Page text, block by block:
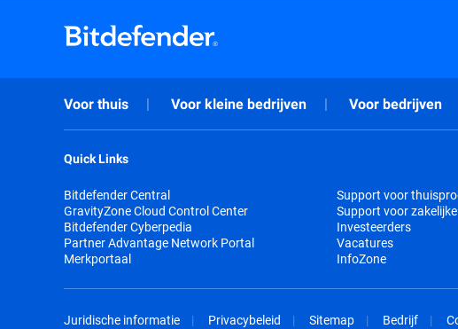
Voor thuis Voor kleine bedrijven Voor bedrijven
Quick Links
Bitdefender Central
GravityZone Cloud Control Center
Bitdefender Cyberpedia
Partner Advantage Network Portal
Merkportaal
Support voor
Support voor
Investeerders
Vacatures
InfoZone
Juridische informatie Privacybeleid Sitemap Bedrijf